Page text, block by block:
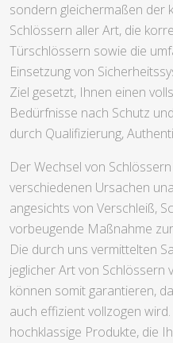
sondern gleichermaßen der
Schlössern aller Art, die
Türschlössern sowie die
Einsetzung von
Ziel gesetzt, Ihnen einen
Bedürfnisse nach Schutz
durch Qualifizierung,
Der Wechsel von
verschiedenen Ursachen
angesichts von Verschleiß,
vorbeugende Maßnahme
Die durch uns vermittelten
jeglicher Art von Schlössern
können somit garantieren,
auch effizient vollzogen
hochklassige Produkte, die